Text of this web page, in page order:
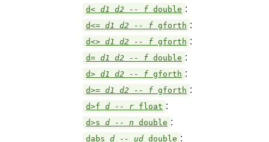
d< d1 d2 -- f double :
d<= d1 d2 -- f gforth :
d<> d1 d2 -- f gforth :
d= d1 d2 -- f double :
d> d1 d2 -- f gforth :
d>= d1 d2 -- f gforth :
d>f d -- r float :
d>s d -- n double :
dabs d -- ud double :